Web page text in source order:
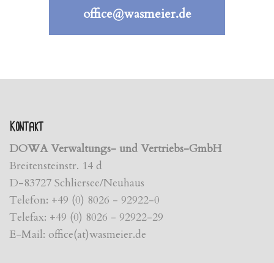
office@wasmeier.de
Kontakt
DOWA Verwaltungs- und Vertriebs-GmbH
Breitensteinstr. 14 d
D-83727 Schliersee/Neuhaus
Telefon: +49 (0) 8026 - 92922-0
Telefax: +49 (0) 8026 - 92922-29
E-Mail: office(at)wasmeier.de